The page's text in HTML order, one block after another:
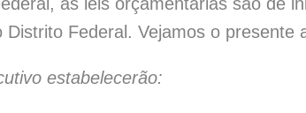
Federal. Vejamos o presente
estabelecerão: